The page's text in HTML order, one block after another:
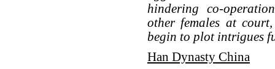
hindering co-
other females at
begin to plot intrigues
Han Dynasty China